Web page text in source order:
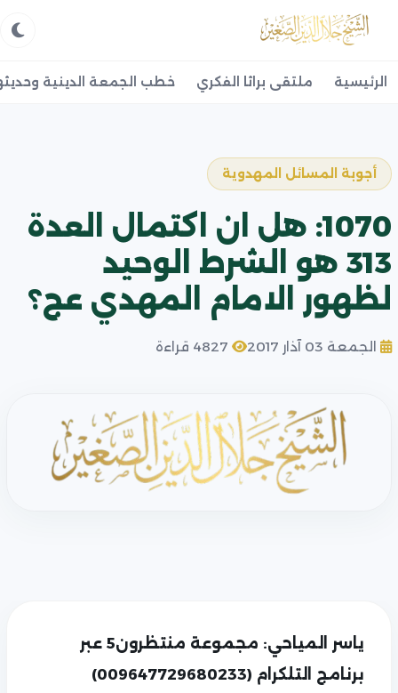
الرئيسية ملتقى براثا الفكري خطب الجمعة الدينية
أجوبة المسائل المهدوية
1070: هل ان اكتمال العدة
313 هو الشرط الوحيد
لظهور الامام المهدي عج؟
الجمعة 03 آذار 2017
ياسر المياحي: مجموعة منتظرون5 عبر
برنامج التلكرام (009647729680233)